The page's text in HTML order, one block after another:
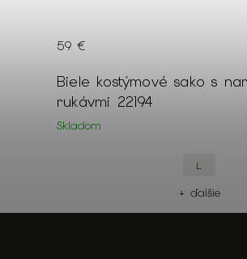
Dámske krátke ružové
kvetov a s opaskom 21739
Skladom
109 €
42
+ ďalšie